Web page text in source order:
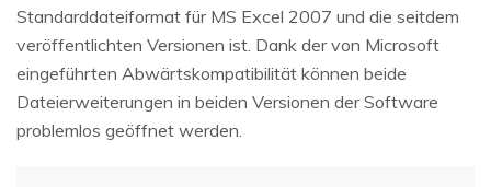
Standarddateiformat für MS Excel 2007 und die seitdem
veröffentlichten Versionen ist. Dank der von Microsoft
eingeführten Abwärtskompatibilität können beide
Dateierweiterungen in beiden Versionen der Software
problemlos geöffnet werden.